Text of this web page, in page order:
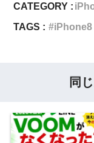
CATEGORY :
TAGS :
iPhone8
同